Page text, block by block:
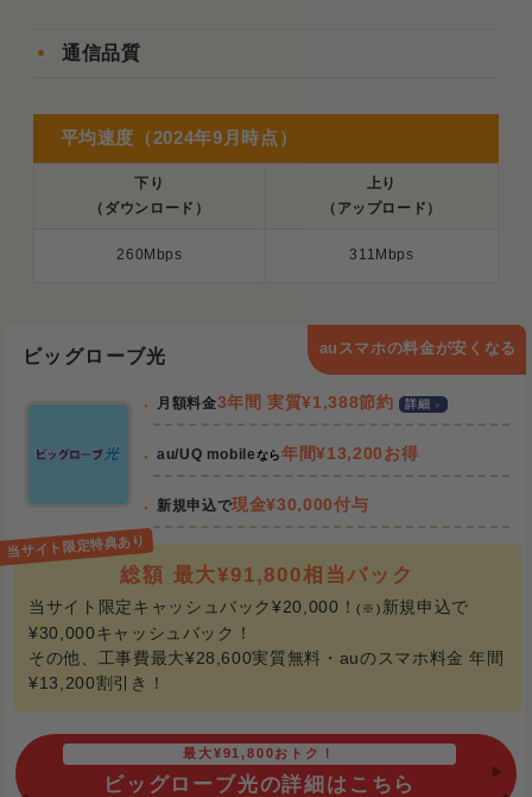
通信品質
下り
（ダウンロード）
上り
（アップロード）
260Mbps 311Mbps
平均速度（2024年9月時点）
ビッグローブ光 auスマホの料金が安くなる
月額料金3年間 実質¥1,388節約 詳細
au/UQ mobileなら年間¥13,200お得
新規申込で現金¥30,000付与
総額 最大¥91,800相当バック
当サイト限定キャッシュバック¥20,000！(※) 新規申込で
¥30,000キャッシュバック！
その他、工事費最大¥28,600実質無料・auのスマホ料金 年間
¥13,200割引き！
最大¥91,800おトク！
ビッグローブ光の詳細はこちら